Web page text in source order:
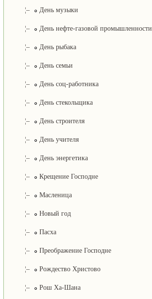
¦– День музыки
¦– День нефте-газовой промышленности
¦– День рыбака
¦– День семьи
¦– День соц-работника
¦– День стекольщика
¦– День строителя
¦– День учителя
¦– День энергетика
¦– Крещение Господне
¦– Масленица
¦– Новый год
¦– Пасха
¦– Преображение Господне
¦– Рождество Христово
¦– Рош Ха-Шана